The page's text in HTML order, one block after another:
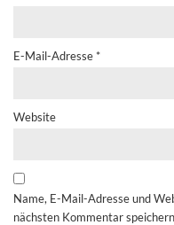
E-Mail-Adresse *
Website
Name, E-Mail-Adresse und
nächsten Kommentar